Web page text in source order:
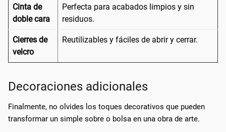
Cinta de
doble cara
Perfecta para acabados limpios y sin
residuos.
Cierres de
velcro
Reutilizables y fáciles de abrir y cerrar.
Decoraciones adicionales
Finalmente, no olvides los toques decorativos que pueden
transformar un simple sobre o bolsa en una obra de arte.